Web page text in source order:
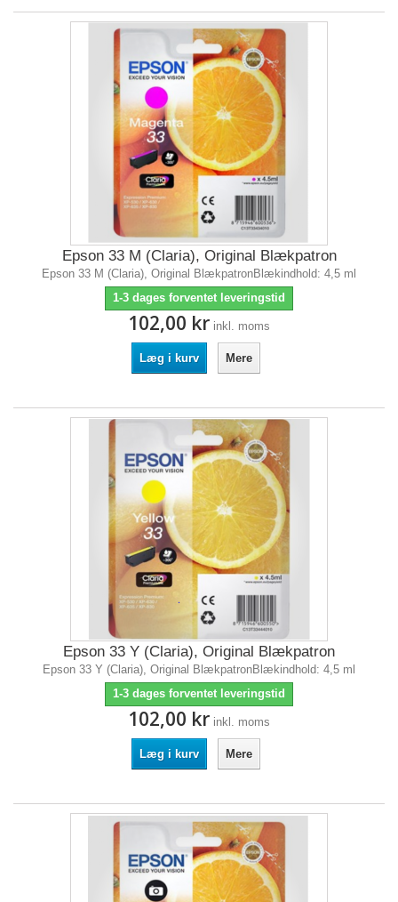
Epson 33 M (Claria), Original Blækpatron
Epson 33 M (Claria), Original BlækpatronBlækindhold: 4,5 ml
1-3 dages forventet leveringstid
102,00 kr inkl. moms
Læg i kurv Mere
Epson 33 Y (Claria), Original Blækpatron
Epson 33 Y (Claria), Original BlækpatronBlækindhold: 4,5 ml
1-3 dages forventet leveringstid
102,00 kr inkl. moms
Læg i kurv Mere